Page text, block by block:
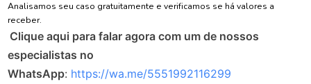
Analisamos seu caso gratuitamente e verificamos se há valores a
receber.
Clique aqui para falar agora com um de nossos
especialistas no
WhatsApp: https://wa.me/5551992116299